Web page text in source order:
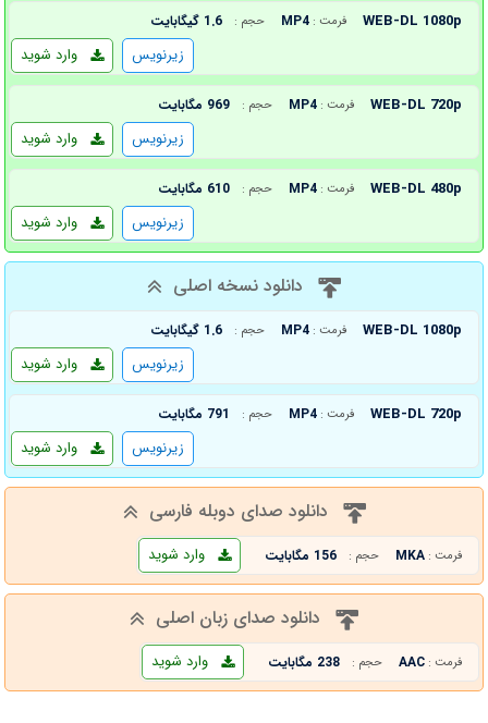
WEB-DL 1080p فرمت : MP4 حجم : 1.6 گیگابایت
وارد شوید زیرنویس
WEB-DL 720p فرمت : MP4 حجم : 969 مگابایت
وارد شوید زیرنویس
WEB-DL 480p فرمت : MP4 حجم : 610 مگابایت
وارد شوید زیرنویس
دانلود نسخه اصلی
WEB-DL 1080p فرمت : MP4 حجم : 1.6 گیگابایت
وارد شوید زیرنویس
WEB-DL 720p فرمت : MP4 حجم : 791 مگابایت
وارد شوید زیرنویس
دانلود صدای دوبله فارسی
فرمت : MKA حجم : 156 مگابایت وارد شوید
دانلود صدای زبان اصلی
فرمت : AAC حجم : 238 مگابایت وارد شوید